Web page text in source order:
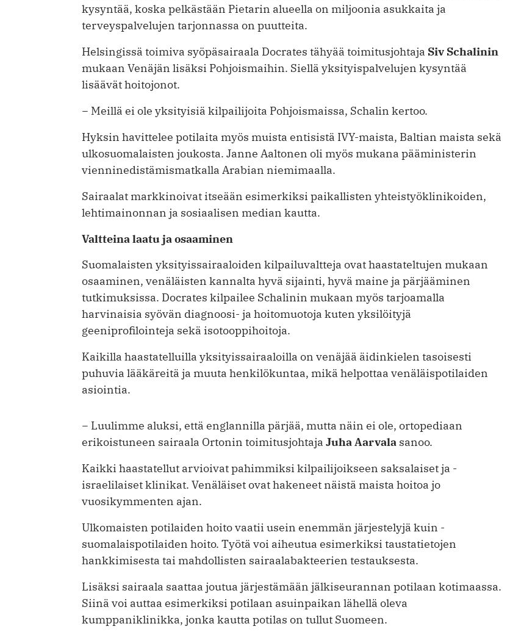
kysyntää, koska pelkästään Pietarin alueella on miljoonia asukkaita ja
terveyspalvelujen tarjonnassa on puutteita.
Helsingissä toimiva syöpäsairaala ­Docrates tähyää toimitusjohtaja Siv Schalinin
mukaan Venäjän lisäksi Pohjoismaihin. Siellä yksityispalvelujen kysyntää
lisäävät hoitojonot.
− Meillä ei ole yksityisiä kilpailijoita Pohjoismaissa, Schalin kertoo.
Hyksin havittelee potilaita myös muista entisistä IVY-maista, Baltian maista sekä
ulkosuomalaisten joukosta. Janne Aaltonen oli myös mukana pääministerin
vienninedistämismatkalla Arabian niemimaalla.
Sairaalat markkinoivat itseään esimerkiksi paikallisten yhteistyöklinikoiden,
lehtimainonnan ja sosiaalisen median kautta.
Valtteina laatu ja osaaminen
Suomalaisten yksityissairaaloiden kilpailuvaltteja ovat haastateltujen mukaan
osaaminen, venäläisten kannalta hyvä sijainti, hyvä maine ja pärjääminen
tutkimuksissa. Docrates kilpailee Schalinin mukaan myös tarjoamalla
harvinaisia syövän diagnoosi- ja hoitomuotoja kuten yksilöityjä
geeniprofilointeja sekä isotooppihoitoja.
Kaikilla haastatelluilla yksityissairaaloilla on venäjää äidinkielen tasoisesti
puhuvia lääkäreitä ja muuta henkilökuntaa, mikä helpottaa venäläispotilaiden
asiointia.
− Luulimme aluksi, että englannilla pärjää, mutta näin ei ole, ortopediaan
erikoistuneen sairaala Ortonin toimitusjohtaja Juha Aarvala sanoo.
Kaikki haastatellut arvioivat pahimmiksi kilpailijoikseen saksalaiset ja ­
israelilaiset klinikat. Venäläiset ovat ­hakeneet näistä maista hoitoa jo
vuosikymmenten ajan.
Ulkomaisten potilaiden hoito vaatii usein enemmän järjestelyjä kuin ­
suomalaispotilaiden hoito. Työtä voi ­aiheutua esimerkiksi taustatietojen
hankkimisesta tai mahdollisten sairaalabakteerien testauksesta.
Lisäksi sairaala saattaa joutua järjestämään jälkiseurannan potilaan kotimaassa.
Siinä voi auttaa esimerkiksi potilaan asuinpaikan lähellä oleva
kumppaniklinikka, jonka kautta potilas on tullut Suomeen.